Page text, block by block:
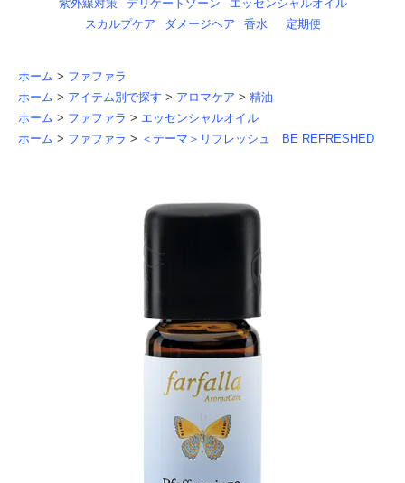
紫外線対策
デリケートゾーン
エッセンシャルオイル
スカルプケア
ダメージヘア 香水 定期便
ホーム > ファファラ
ホーム > アイテム別で探す > アロマケア > 精油
ホーム > ファファラ > エッセンシャルオイル
ホーム > ファファラ > ＜テーマ＞リフレッシュ BE REFRESHED